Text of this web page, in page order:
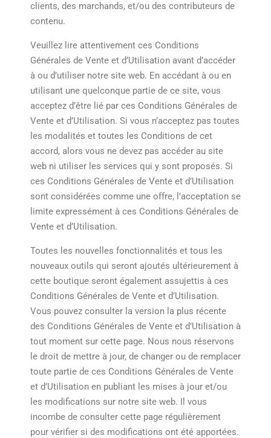
clients, des marchands, et/ou des contributeurs de
contenu.
Veuillez lire attentivement ces Conditions
Générales de Vente et d’Utilisation avant d’accéder
à ou d’utiliser notre site web. En accédant à ou en
utilisant une quelconque partie de ce site, vous
acceptez d’être lié par ces Conditions Générales de
Vente et d’Utilisation. Si vous n’acceptez pas toutes
les modalités et toutes les Conditions de cet
accord, alors vous ne devez pas accéder au site
web ni utiliser les services qui y sont proposés. Si
ces Conditions Générales de Vente et d’Utilisation
sont considérées comme une offre, l’acceptation se
limite expressément à ces Conditions Générales de
Vente et d’Utilisation.
Toutes les nouvelles fonctionnalités et tous les
nouveaux outils qui seront ajoutés ultérieurement à
cette boutique seront également assujettis à ces
Conditions Générales de Vente et d’Utilisation.
Vous pouvez consulter la version la plus récente
des Conditions Générales de Vente et d’Utilisation à
tout moment sur cette page. Nous nous réservons
le droit de mettre à jour, de changer ou de remplacer
toute partie de ces Conditions Générales de Vente
et d’Utilisation en publiant les mises à jour et/ou
les modifications sur notre site web. Il vous
incombe de consulter cette page régulièrement
pour vérifier si des modifications ont été apportées.